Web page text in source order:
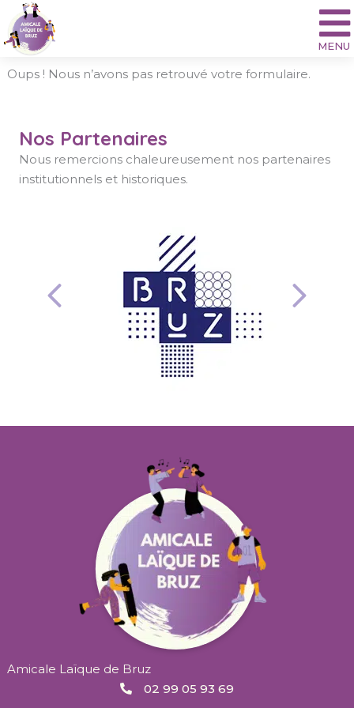
Aller
au
contenu
Oups ! Nous n’avons pas retrouvé votre formulaire.
Nos Partenaires
Nous remercions chaleureusement nos partenaires
institutionnels et historiques.
Amicale Laïque de Bruz
02 99 05 93 69